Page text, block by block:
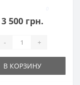
3 500 грн.
- +
В КОРЗИНУ